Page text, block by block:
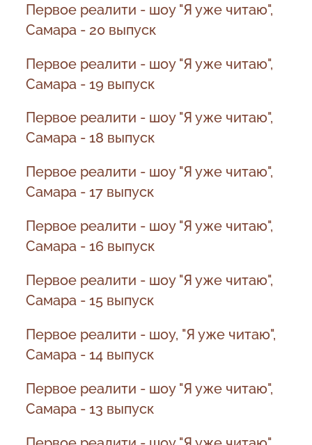
Первое реалити - шоу "Я уже читаю",
Самара - 20 выпуск
Первое реалити - шоу "Я уже читаю",
Самара - 19 выпуск
Первое реалити - шоу "Я уже читаю",
Самара - 18 выпуск
Первое реалити - шоу "Я уже читаю",
Самара - 17 выпуск
Первое реалити - шоу "Я уже читаю",
Самара - 16 выпуск
Первое реалити - шоу "Я уже читаю",
Самара - 15 выпуск
Первое реалити - шоу, "Я уже читаю",
Самара - 14 выпуск
Первое реалити - шоу "Я уже читаю",
Самара - 13 выпуск